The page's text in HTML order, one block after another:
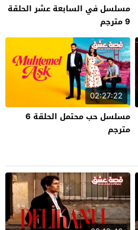
مسلسل في السابعة عشر الحلقة
9 مترجم
02:27:22
مسلسل حب محتمل الحلقة 6
مترجم